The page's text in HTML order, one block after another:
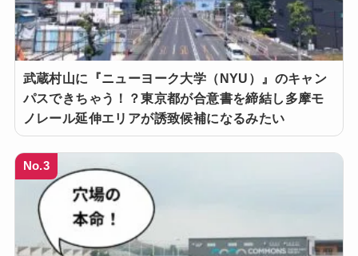
武蔵村山に『ニューヨーク大学（NYU）』のキャン
パスできちゃう！？東京都が合意書を締結し多摩モ
ノレール延伸エリアが誘致候補になるみたい
No.3